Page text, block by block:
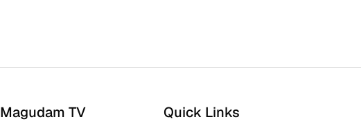
Magudam TV Quick Links